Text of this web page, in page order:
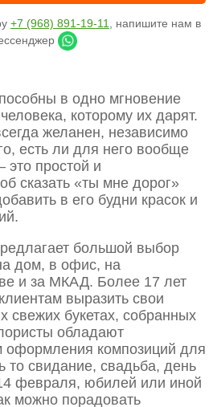
+7 (968) 891-19-11
, напишите нам в
в одно мгновение
которому их дарят.
желанен, независимо
есть ли для него вообще
простой и
сказать «ты мне дорог»
в его будни красок и
большой выбор
дом, в офис, на
и за МКАД. Более 17 лет
выразить свои
свежих букетах, собранных
обладают
оформления композиций для
свидание, свадьба, день
февраля, юбилей или иной
можно порадовать